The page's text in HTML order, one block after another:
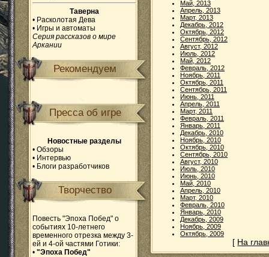
Таверна
• Расколотая Дева
• Игры и автоматы
Серия рассказов о мире
Аркании
Рекомендуем
Пресса об игре
Новостные разделы
• Обзоры
• Интервью
• Блоги разработчиков
Творчество
Повесть "Эпоха Побед" о
событиях 10-летнего
временного отрезка между 3-
ей и 4-ой частями Готики:
• "Эпоха Побед"
Май, 2013
Апрель, 2013
Март, 2013
Декабрь, 2012
Октябрь, 2012
Сентябрь, 2012
Август, 2012
Июль, 2012
Май, 2012
Февраль, 2012
Ноябрь, 2011
Октябрь, 2011
Сентябрь, 2011
Июнь, 2011
Апрель, 2011
Март, 2011
Февраль, 2011
Январь, 2011
Декабрь, 2010
Ноябрь, 2010
Октябрь, 2010
Сентябрь, 2010
Август, 2010
Июль, 2010
Июнь, 2010
Май, 2010
Апрель, 2010
Март, 2010
Февраль, 2010
Январь, 2010
Декабрь, 2009
Ноябрь, 2009
Октябрь, 2009
[ На